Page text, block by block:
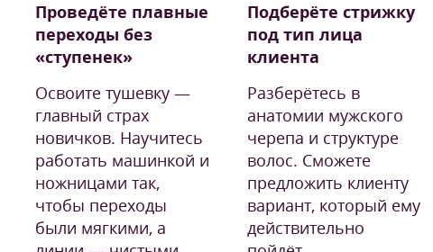
Проведёте плавные
переходы без
«ступенек»
Освоите тушевку —
главный страх
новичков. Научитесь
работать машинкой и
ножницами так,
чтобы переходы
были мягкими, а
Подберёте стрижку
под тип лица
клиента
Разберётесь в
анатомии мужского
черепа и структуре
волос. Сможете
предложить клиенту
вариант, который ему
действительно